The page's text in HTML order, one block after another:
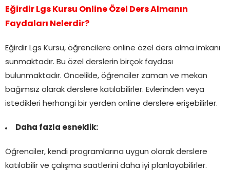
Eğirdir Lgs Kursu Online Özel Ders Almanın
Faydaları Nelerdir?
Eğirdir Lgs Kursu, öğrencilere online özel ders alma imkanı
sunmaktadır. Bu özel derslerin birçok faydası
bulunmaktadır. Öncelikle, öğrenciler zaman ve mekan
bağımsız olarak derslere katılabilirler. Evlerinden veya
istedikleri herhangi bir yerden online derslere erişebilirler.
Daha fazla esneklik:
Öğrenciler, kendi programlarına uygun olarak derslere
katılabilir ve çalışma saatlerini daha iyi planlayabilirler.